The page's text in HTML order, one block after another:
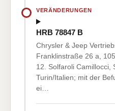
VERÄNDERUNGEN
HRB 78847 B
Chrysler & Jeep
Franklinstraße 26 a,
12. Solfaroli Camillocci,
Turin/Italien; mit der
ei…